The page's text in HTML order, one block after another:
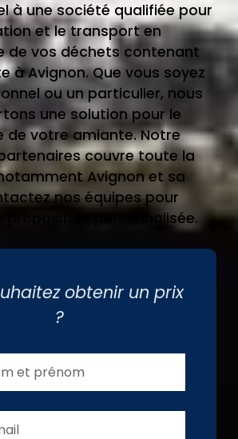
à une société qualifiée pour
et le transport en
de vos déchets contenant
à Avignon. Que vous soyez
ou un particulier, nous
une solution pour le
de votre amiante. Notre
couvre toute la
Avignon et sa
nos équipes pour
proposition personnalisée.
obtenir un prix
?